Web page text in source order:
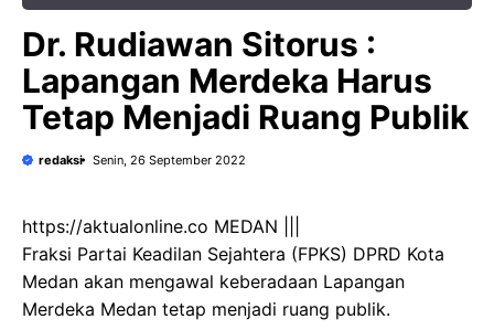
Dr. Rudiawan Sitorus :
Lapangan Merdeka Harus
Tetap Menjadi Ruang Publik
redaksi Senin, 26 September 2022
https://aktualonline.co MEDAN |||
Fraksi Partai Keadilan Sejahtera (FPKS) DPRD Kota
Medan akan mengawal keberadaan Lapangan
Merdeka Medan tetap menjadi ruang publik.